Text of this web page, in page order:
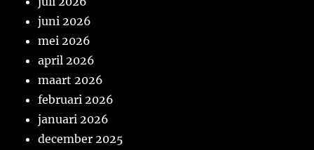
juni 2026
mei 2026
april 2026
maart 2026
februari 2026
januari 2026
december 2025